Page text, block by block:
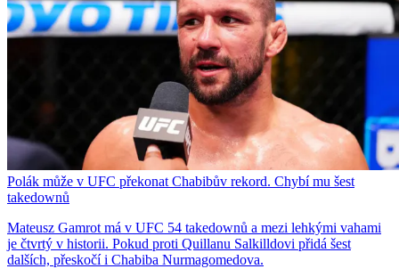
Polák může v UFC překonat Chabibův rekord. Chybí mu šest
takedownů
Mateusz Gamrot má v UFC 54 takedownů a mezi lehkými vahami
je čtvrtý v historii. Pokud proti Quillanu Salkilldovi přidá šest
dalších, přeskočí i Chabiba Nurmagomedova.